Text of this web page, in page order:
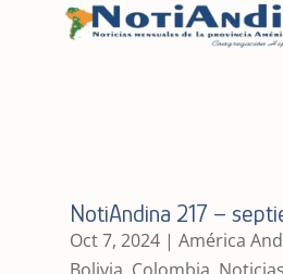
NotiAndina 217 –
Oct 7, 2024| América